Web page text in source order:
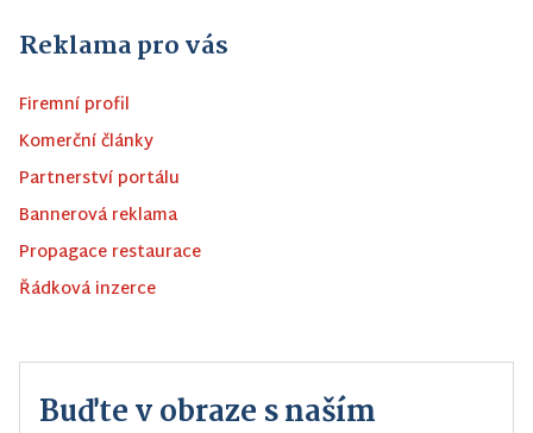
Reklama pro vás
Firemní profil
Komerční články
Partnerství portálu
Bannerová reklama
Propagace restaurace
Řádková inzerce
Buďte v obraze s naším